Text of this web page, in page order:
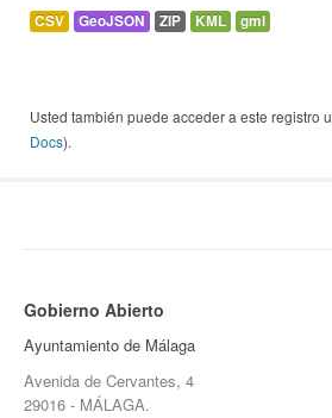
CSV GeoJSON ZIP KML gml
Usted también puede acceder a este registro
Docs).
Gobierno Abierto
Ayuntamiento de Málaga
Avenida de Cervantes, 4
29016 - MÁLAGA.